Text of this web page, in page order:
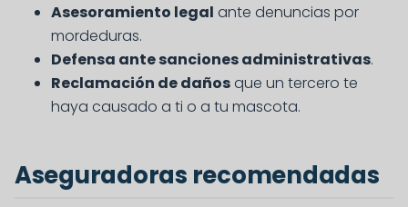
Asesoramiento legal ante denuncias por
mordeduras.
Defensa ante sanciones administrativas.
Reclamación de dañosque un tercero te
haya causado a ti o a tu mascota.
Aseguradoras recomendadas